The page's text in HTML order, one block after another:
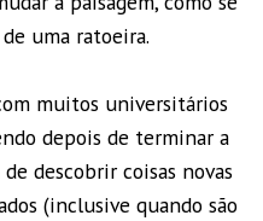
uma ratoeira.
muitos universitários
depois de terminar a
descobrir coisas novas
(inclusive quando são